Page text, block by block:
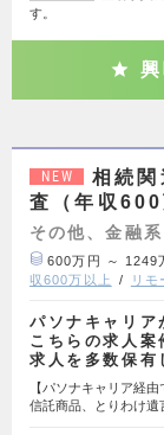
す。
NEW
相続関
査（年収
その他、金融系
600万円 ～ 1249
収600万以上
リモ
パソナキャリア
こちらの求人案
求人を多数保
【パソナキャリア経
信託商品、とりわけ